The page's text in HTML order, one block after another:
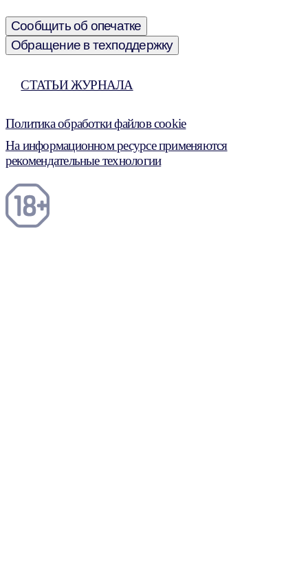
Сообщить об опечатке
Обращение в техподдержку
СТАТЬИ ЖУРНАЛА
Политика обработки файлов cookie
На информационном ресурсе применяются
рекомендательные технологии